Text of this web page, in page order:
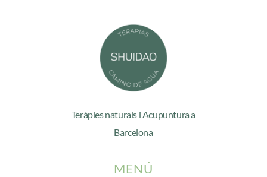
Teràpies naturals i Acupuntura a
Barcelona
MENÚ